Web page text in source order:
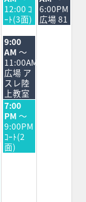
日,
8
月
1st
2026
12:00 ｺ
ｰﾄ(3面)
日,
8
月
6:00PM
広場 81
土
曜
日,
8
月
1st
2026
9:00
AM ～
11:00AM
広場 ア
スレ陸
上教室
土
曜
日,
8
月
1st
7:00
PM ～
9:00PM
ｺｰﾄ(2
面)